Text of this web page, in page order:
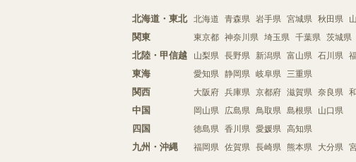
北海道・東北 北海道 青森県 岩手県 宮城県 秋田県
関東 東京都 神奈川県 埼玉県 千葉県 茨城県
北陸・甲信越 山梨県 長野県 新潟県 富山県 石川県
東海 愛知県 静岡県 岐阜県 三重県
関西 大阪府 兵庫県 京都府 滋賀県 奈良県
中国 岡山県 広島県 鳥取県 島根県 山口県
四国 徳島県 香川県 愛媛県 高知県
九州・沖縄 福岡県 佐賀県 長崎県 熊本県 大分県